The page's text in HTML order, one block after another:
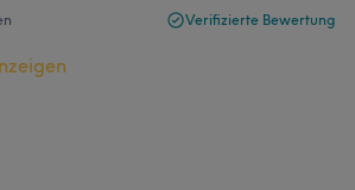
Verifizierte Bewertung